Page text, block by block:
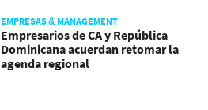
EMPRESAS & MANAGEMENT
Empresarios de CA y República
Dominicana acuerdan retomar la
agenda regional